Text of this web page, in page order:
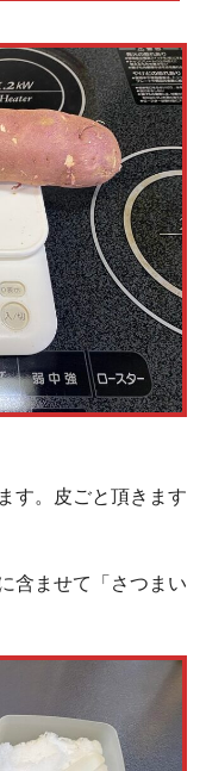
す。皮ごと頂きます
含ませて「さつまい